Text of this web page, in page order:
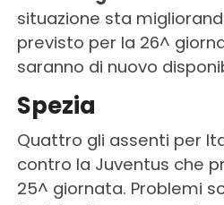
situazione sta
previsto per la 26^
saranno di nuovo
Spezia
Quattro gli assenti per
contro la Juventus che
25^ giornata. Problemi